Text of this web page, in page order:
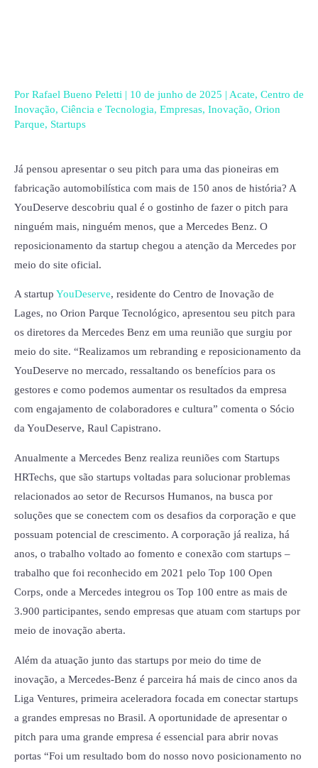
Por Rafael Bueno Peletti | 10 de junho de 2025 | Acate, Centro de
Inovação, Ciência e Tecnologia, Empresas, Inovação, Orion
Parque, Startups
Já pensou apresentar o seu pitch para uma das pioneiras em
fabricação automobilística com mais de 150 anos de história? A
YouDeserve descobriu qual é o gostinho de fazer o pitch para
ninguém mais, ninguém menos, que a Mercedes Benz. O
reposicionamento da startup chegou a atenção da Mercedes por
meio do site oficial.
A startup YouDeserve, residente do Centro de Inovação de
Lages, no Orion Parque Tecnológico, apresentou seu pitch para
os diretores da Mercedes Benz em uma reunião que surgiu por
meio do site. “Realizamos um rebranding e reposicionamento da
YouDeserve no mercado, ressaltando os benefícios para os
gestores e como podemos aumentar os resultados da empresa
com engajamento de colaboradores e cultura” comenta o Sócio
da YouDeserve, Raul Capistrano.
Anualmente a Mercedes Benz realiza reuniões com Startups
HRTechs, que são startups voltadas para solucionar problemas
relacionados ao setor de Recursos Humanos, na busca por
soluções que se conectem com os desafios da corporação e que
possuam potencial de crescimento. A corporação já realiza, há
anos, o trabalho voltado ao fomento e conexão com startups –
trabalho que foi reconhecido em 2021 pelo Top 100 Open
Corps, onde a Mercedes integrou os Top 100 entre as mais de
3.900 participantes, sendo empresas que atuam com startups por
meio de inovação aberta.
Além da atuação junto das startups por meio do time de
inovação, a Mercedes-Benz é parceira há mais de cinco anos da
Liga Ventures, primeira aceleradora focada em conectar startups
a grandes empresas no Brasil. A oportunidade de apresentar o
pitch para uma grande empresa é essencial para abrir novas
portas “Foi um resultado bom do nosso novo posicionamento no